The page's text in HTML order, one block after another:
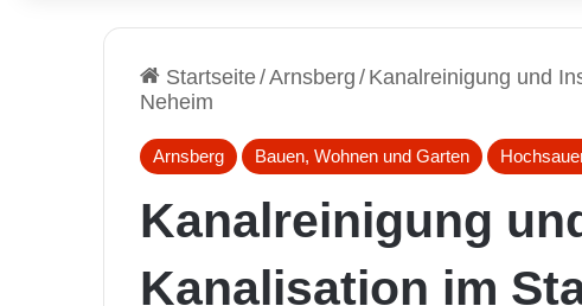
Startseite/Arnsberg / Kanalreinigung und
Neheim
Arnsberg Bauen, Wohnen und Garten
Kanalreinigung
Kanalisation im